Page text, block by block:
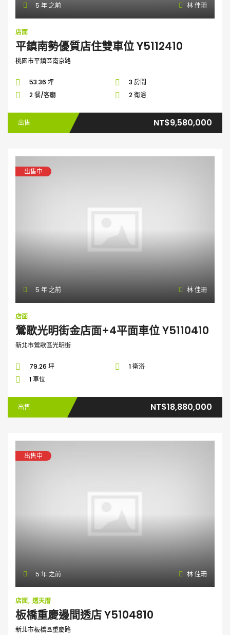
5 年 之前 林 佳珊
店面
平鎮南勢優質店住雙車位 Y5112410
桃園市平鎮區南京路
53.36 坪
3 房間
2 餐/客廳
2 衛浴
出售 NT$9,580,000
出售中
5 年 之前 林 佳珊
店面
鶯歌光明街金店面+4平面車位 Y5110410
新北市鶯歌區光明街
79.26 坪
1 衛浴
1 車位
出售 NT$18,880,000
出售中
5 年 之前 林 佳珊
店面 透天厝
板橋重慶邊間透店 Y5104810
新北市板橋區重慶路